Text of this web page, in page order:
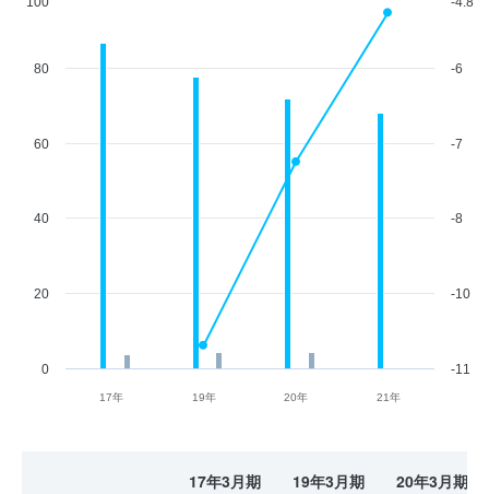
17年 19年 20年 21年
0
20
40
60
80
-11
-10
-8
-7
-6
17年3月期 19年3月期 20年3月期